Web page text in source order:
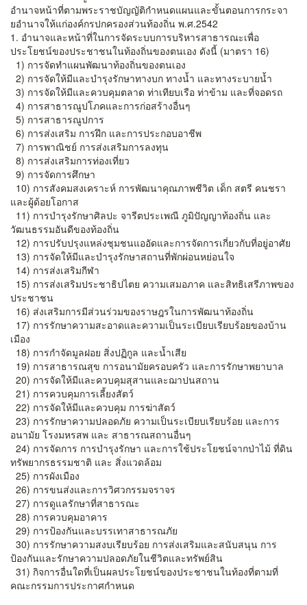
อำนาจหน้าที่ตามพระราชบัญญัติกำหนดแผนและขั้นตอนการกระจา
ยอำนาจให้แก่องค์กรปกครองส่วนท้องถิ่น พ.ศ.2542
1. อำนาจและหน้าที่ในการจัดระบบการบริหารสาธารณะเพื่อ
ประโยชน์ของประชาชนในท้องถิ่นของตนเอง ดังนี้ (มาตรา 16)
1) การจัดทำแผนพัฒนาท้องถิ่นของตนเอง
2) การจัดให้มีและบำรุงรักษาทางบก ทางน้ำ และทางระบายน้ำ
3) การจัดให้มีและควบคุมตลาด ท่าเทียบเรือ ท่าข้าม และที่จอดรถ
4) การสาธารณูปโภคและการก่อสร้างอื่นๆ
5) การสาธารณูปการ
6) การส่งเสริม การฝึก และการประกอบอาชีพ
7) การพาณิชย์ การส่งเสริมการลงทุน
8) การส่งเสริมการท่องเที่ยว
9) การจัดการศึกษา
10) การสังคมสงเคราะห์ การพัฒนาคุณภาพชีวิต เด็ก สตรี คนชรา
และผู้ด้อยโอกาส
11) การบำรุงรักษาศิลปะ จารีตประเพณี ภูมิปัญญาท้องถิ่น และ
วัฒนธรรมอันดีของท้องถิ่น
12) การปรับปรุงแหล่งชุมชนแออัดและการจัดการเกี่ยวกับที่อยู่อาศัย
13) การจัดให้มีและบำรุงรักษาสถานที่พักผ่อนหย่อนใจ
14) การส่งเสริมกีฬา
15) การส่งเสริมประชาธิปไตย ความเสมอภาค และสิทธิเสรีภาพของ
ประชาชน
16) ส่งเสริมการมีส่วนร่วมของราษฎรในการพัฒนาท้องถิ่น
17) การรักษาความสะอาดและความเป็นระเบียบเรียบร้อยของบ้าน
เมือง
18) การกำจัดมูลฝอย สิ่งปฏิกูล และน้ำเสีย
19) การสาธารณสุข การอนามัยครอบครัว และการรักษาพยาบาล
20) การจัดให้มีและควบคุมสุสานและฌาปนสถาน
21) การควบคุมการเลี้ยงสัตว์
22) การจัดให้มีและควบคุม การฆ่าสัตว์
23) การรักษาความปลอดภัย ความเป็นระเบียบเรียบร้อย และการ
อนามัย โรงมหรสพ และ สาธารณสถานอื่นๆ
24) การจัดการ การบำรุงรักษา และการใช้ประโยชน์จากป่าไม้ ที่ดิน
ทรัพยากรธรรมชาติ และ สิ่งแวดล้อม
25) การผังเมือง
26) การขนส่งและการวิศวกรรมจราจร
27) การดูแลรักษาที่สาธารณะ
28) การควบคุมอาคาร
29) การป้องกันและบรรเทาสาธารณภัย
30) การรักษาความสงบเรียบร้อย การส่งเสริมและสนับสนุน การ
ป้องกันและรักษาความปลอดภัยในชีวิตและทรัพย์สิน
31) กิจการอื่นใดที่เป็นผลประโยชน์ของประชาชนในท้องที่ตามที่
คณะกรรมการประกาศกำหนด